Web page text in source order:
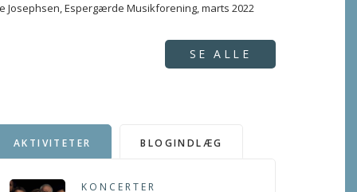
Josephsen, Espergærde Musikforening, marts 2022
SE ALLE
AKTIVITETER BLOGINDLÆG
KONCERTER